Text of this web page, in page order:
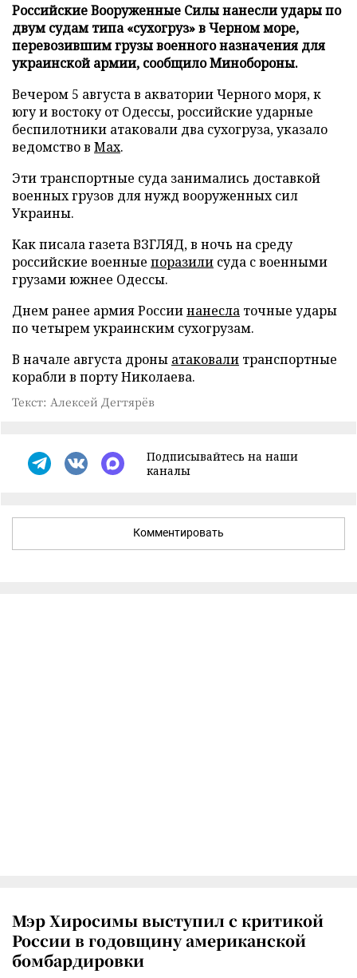
Российские Вооруженные Силы нанесли удары по
двум судам типа «сухогруз» в Черном море,
перевозившим грузы военного назначения для
украинской армии, сообщило Минобороны.
Вечером 5 августа в акватории Черного моря, к
югу и востоку от Одессы, российские ударные
беспилотники атаковали два сухогруза, указало
ведомство в Max.
Эти транспортные суда занимались доставкой
военных грузов для нужд вооруженных сил
Украины.
Как писала газета ВЗГЛЯД, в ночь на среду
российские военные поразили суда с военными
грузами южнее Одессы.
Днем ранее армия Россиинанесла точные удары
по четырем украинским сухогрузам.
В начале августа дроны атаковали транспортные
корабли в порту Николаева.
Текст: Алексей Дегтярёв
Подписывайтесь на наши
каналы
Комментировать
Мэр Хиросимы выступил с критикой
России в годовщину американской
бомбардировки